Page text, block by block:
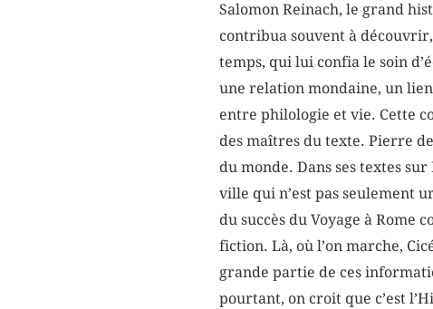
Salomon Reinach, le grand
contribua souvent à
temps, qui lui confia le soin
une relation mondaine, un
entre philologie et vie. Cette
des maîtres du texte. Pierre
du monde. Dans ses textes
ville qui n’est pas seulement
du succès du Voyage à Rome
fiction. Là, où l’on marche,
grande partie de ces
pourtant, on croit que c’est